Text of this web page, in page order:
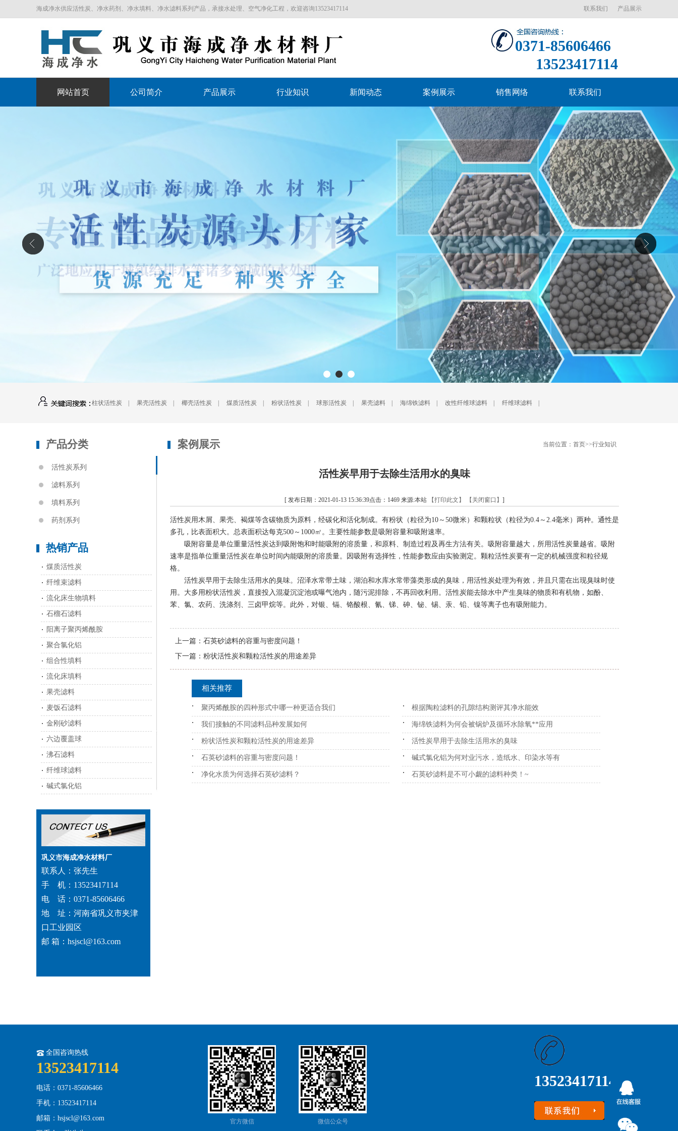
海成净水供应活性炭、净水药剂、净水填料、净水滤料系列产品，承接水处理、空气净化工程，欢迎咨询13523417114 联系我们 产品展示
0371-85606466
13523417114
网站首页 公司简介 产品展示 行业知识 新闻动态 案例展示 销售网络 联系我们
柱状活性炭 果壳活性炭 椰壳活性炭 煤质活性炭 粉状活性炭 球形活性炭 果壳滤料 海绵铁滤料 改性纤维球滤料 纤维球滤料
产品分类
活性炭系列
滤料系列
填料系列
药剂系列
热销产品
煤质活性炭
纤维束滤料
流化床生物填料
石榴石滤料
阳离子聚丙烯酰胺
聚合氯化铝
组合性填料
流化床填料
果壳滤料
麦饭石滤料
金刚砂滤料
六边覆盖球
沸石滤料
纤维球滤料
碱式氯化铝
巩义市海成净水材料厂
联系人：张先生
手 机：13523417114
电 话：0371-85606466
地 址：河南省巩义市夹津
口工业园区
邮 箱：hsjscl@163.com
案例展示 当前位置： 首页>>行业知识
活性炭早用于去除生活用水的臭味
[ 发布日期：2021-01-13 15:36:39点击：1469 来源:本站 【打印此文】 【关闭窗口】 ]
活性炭用木屑、果壳、褐煤等含碳物质为原料，经碳化和活化制成。有粉状（粒径为10～50微米）和颗粒状（粒径为0.4～2.4毫米）两种。通性是
多孔，比表面积大。总表面积达每克500～1000㎡。主要性能参数是吸附容量和吸附速率。
吸附容量是单位重量活性炭达到吸附饱和时能吸附的溶质量，和原料、制造过程及再生方法有关。吸附容量越大，所用活性炭量越省。吸附
速率是指单位重量活性炭在单位时间内能吸附的溶质量。因吸附有选择性，性能参数应由实验测定。颗粒活性炭要有一定的机械强度和粒径规
格。
活性炭早用于去除生活用水的臭味。沼泽水常带土味，湖泊和水库水常带藻类形成的臭味，用活性炭处理为有效，并且只需在出现臭味时使
用。大多用粉状活性炭，直接投入混凝沉淀池或曝气池内，随污泥排除，不再回收利用。活性炭能去除水中产生臭味的物质和有机物，如酚、
苯、氯、农药、洗涤剂、三卤甲烷等。此外，对银、镉、铬酸根、氰、锑、砷、铋、锡、汞、铅、镍等离子也有吸附能力。
上一篇： 石英砂滤料的容重与密度问题！
下一篇： 粉状活性炭和颗粒活性炭的用途差异
相关推荐
聚丙烯酰胺的四种形式中哪一种更适合我们 根据陶粒滤料的孔隙结构测评其净水能效
我们接触的不同滤料品种发展如何 海绵铁滤料为何会被锅炉及循环水除氧**应用
粉状活性炭和颗粒活性炭的用途差异 活性炭早用于去除生活用水的臭味
石英砂滤料的容重与密度问题！ 碱式氯化铝为何对业污水，造纸水、印染水等有
净化水质为何选择石英砂滤料？ 石英砂滤料是不可小觑的滤料种类！~
全国咨询热线
13523417114
电话：0371-85606466
手机：13523417114
邮箱：hsjscl@163.com
官方微信 微信公众号
13523417114